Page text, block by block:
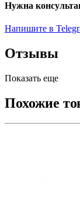
Нужна
Напишите в
Отзывы
Показать еще
Похожие